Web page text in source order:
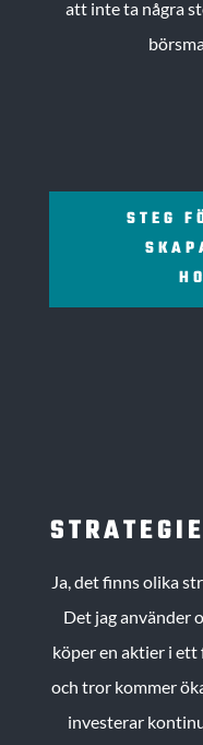
att inte ta några
STEG
Ja, det finns olika
Det jag använder
köper en aktier i ett
och tror kommer
investerar